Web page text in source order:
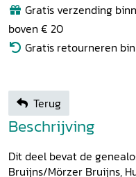
Gratis verzending
boven € 20
Gratis retourneren
Terug
Beschrijving
Dit deel bevat de
Bruijns/Mörzer Bruijns,